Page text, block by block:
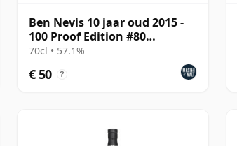
Ben Nevis 10 jaar oud 2015 -
100 Proof Edition #80
(Signatory)
70cl • 57.1%
€ 50 ?